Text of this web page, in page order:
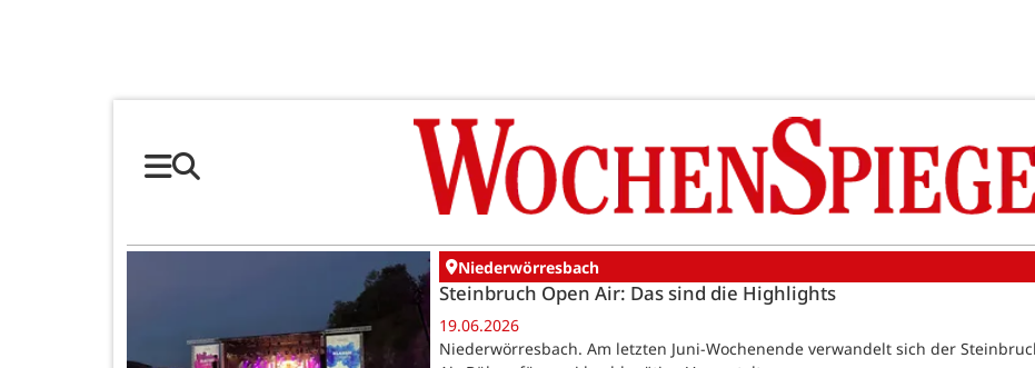
Niederwörresbach
Steinbruch Open Air: Das sind die Highlights
19.06.2026
Niederwörresbach. Am letzten Juni-Wochenende verwandelt sich der